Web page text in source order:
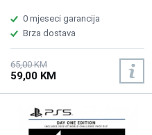
0 mjeseci garancija
Brza dostava
65,00 KM
59,00 KM